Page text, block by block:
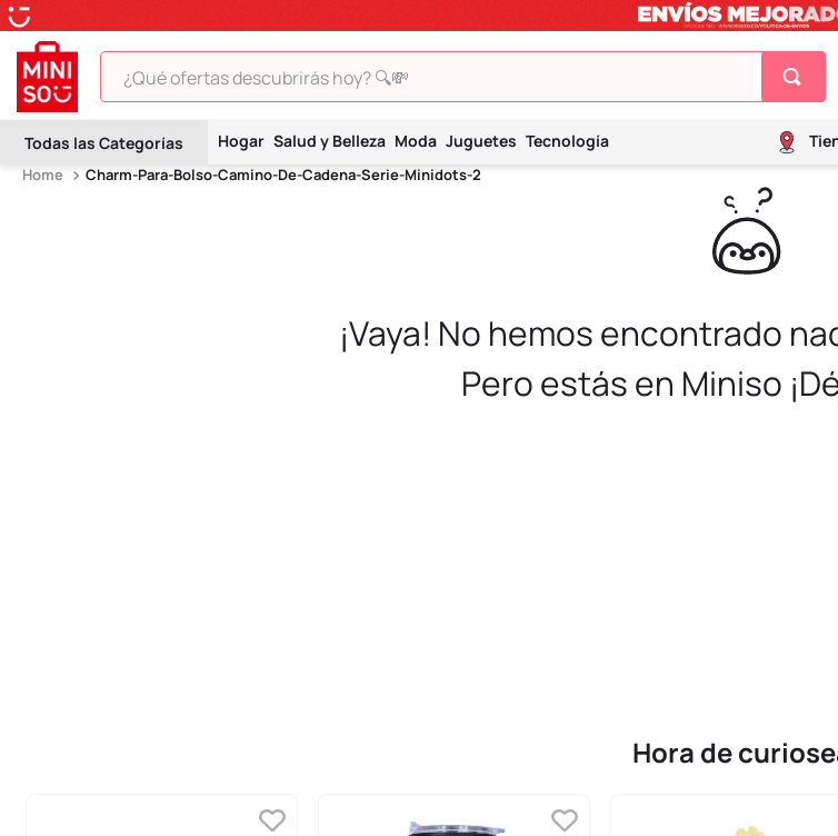
¿Qué ofertas descubrirás hoy? 🔍💸
Hogar Salud y Belleza Moda Juguetes Tecnología
Charm-Para-Bolso-Camino-De-Cadena-Serie-Minidots-2
¡Vaya! No hemos encontrado
Pero estás en Miniso
Hora de
TÉRMINOS MÁS BUSCADOS